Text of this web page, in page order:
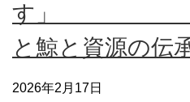
す」
と鯨と資源の伝
2026年2月17日